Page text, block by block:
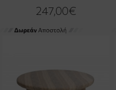
247,00€